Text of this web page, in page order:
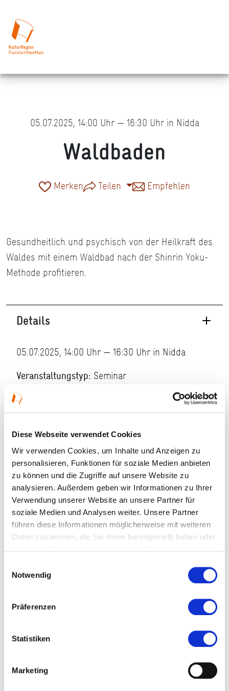
Diese Webseite verwendet Cookies
Wir verwenden Cookies, um Inhalte und Anzeigen zu
personalisieren, Funktionen für soziale Medien anbieten
zu können und die Zugriffe auf unsere Website zu
analysieren. Außerdem geben wir Informationen zu Ihrer
Verwendung unserer Website an unsere Partner für
soziale Medien und Analysen weiter. Unsere Partner
führen diese Informationen möglicherweise mit weiteren
Daten zusammen, die Sie ihnen bereitgestellt haben oder
Notwendig
Präferenzen
Statistiken
Marketing
05.07.2025, 14:00 Uhr — 16:30 Uhr in Nidda
Waldbaden
Merken Teilen Empfehlen
Gesundheitlich und psychisch von der Heilkraft des
Waldes mit einem Waldbad nach der Shinrin Yoku-
Methode profitieren.
Details
05.07.2025, 14:00 Uhr — 16:30 Uhr in Nidda
Veranstaltungstyp: Seminar
Kosten und Anmeldung
Ort und Anfahrt
Veranstaltet von
Kornelia Stöhr